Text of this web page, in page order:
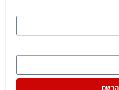
הרשם